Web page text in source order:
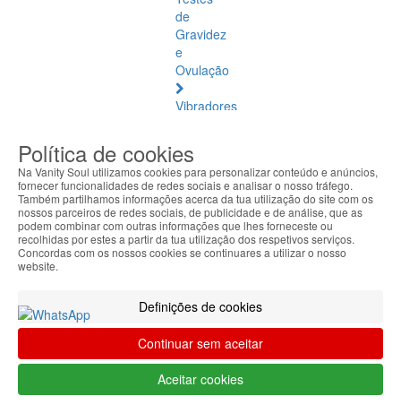
de
Gravidez
e
Ovulação
Vibradores
Saúde
Natural
Saúde
Natural
Báltico
Articulações
e
Política de cookies
Na Vanity Soul utilizamos cookies para personalizar conteúdo e anúncios,
fornecer funcionalidades de redes sociais e analisar o nosso tráfego.
Também partilhamos informações acerca da tua utilização do site com os
nossos parceiros de redes sociais, de publicidade e de análise, que as
podem combinar com outras informações que lhes forneceste ou
recolhidas por estes a partir da tua utilização dos respetivos serviços.
Concordas com os nossos cookies se continuares a utilizar o nosso
website.
Definições de cookies
Continuar sem aceitar
Aceitar cookies